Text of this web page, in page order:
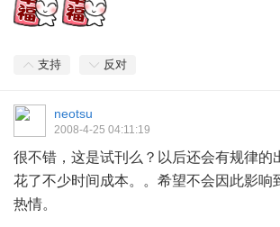
支持 反对
neotsu
2008-4-25 04:11:19
很不错，这是试刊么？以后还会有规律的
花了不少时间成本。。希望不会因此影响
热情。